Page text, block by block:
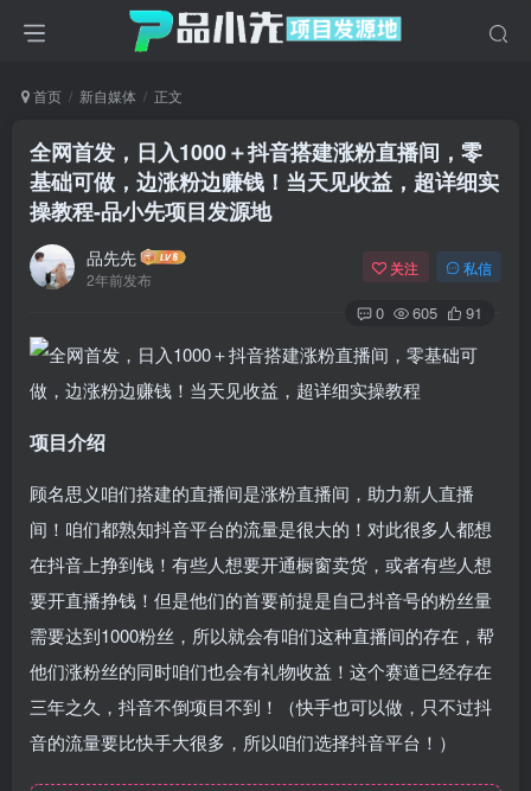
首页 新自媒体 正文
全网首发，日入1000＋抖音搭建涨粉直播间，零
基础可做，边涨粉边赚钱！当天见收益，超详细实
操教程-品小先项目发源地
品先先
2年前发布
关注 私信
0 605 91
项目介绍
顾名思义咱们搭建的直播间是涨粉直播间，助力新人直播
间！咱们都熟知抖音平台的流量是很大的！对此很多人都想
在抖音上挣到钱！有些人想要开通橱窗卖货，或者有些人想
要开直播挣钱！但是他们的首要前提是自己抖音号的粉丝量
需要达到1000粉丝，所以就会有咱们这种直播间的存在，帮
他们涨粉丝的同时咱们也会有礼物收益！这个赛道已经存在
三年之久，抖音不倒项目不到！（快手也可以做，只不过抖
音的流量要比快手大很多，所以咱们选择抖音平台！）